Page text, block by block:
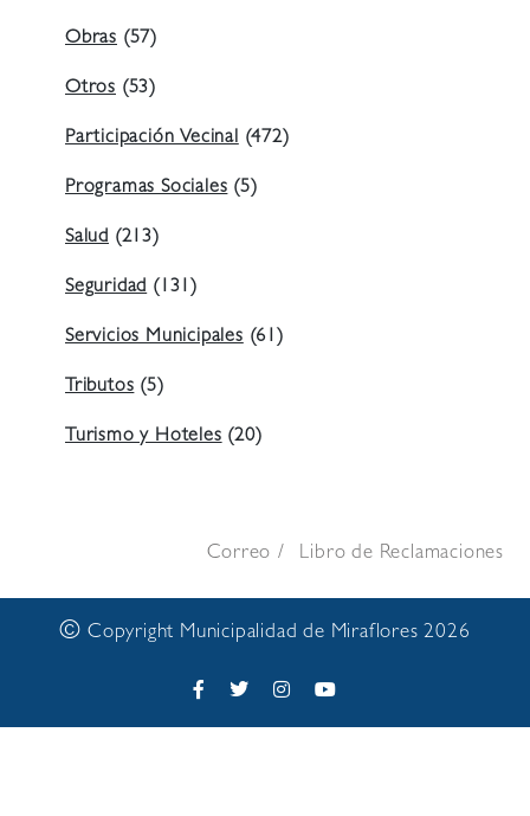
Obras (57)
Otros (53)
Participación Vecinal (472)
Programas Sociales (5)
Salud (213)
Seguridad (131)
Servicios Municipales (61)
Tributos (5)
Turismo y Hoteles (20)
Correo Libro de Reclamaciones
© Copyright Municipalidad de Miraflores 2026